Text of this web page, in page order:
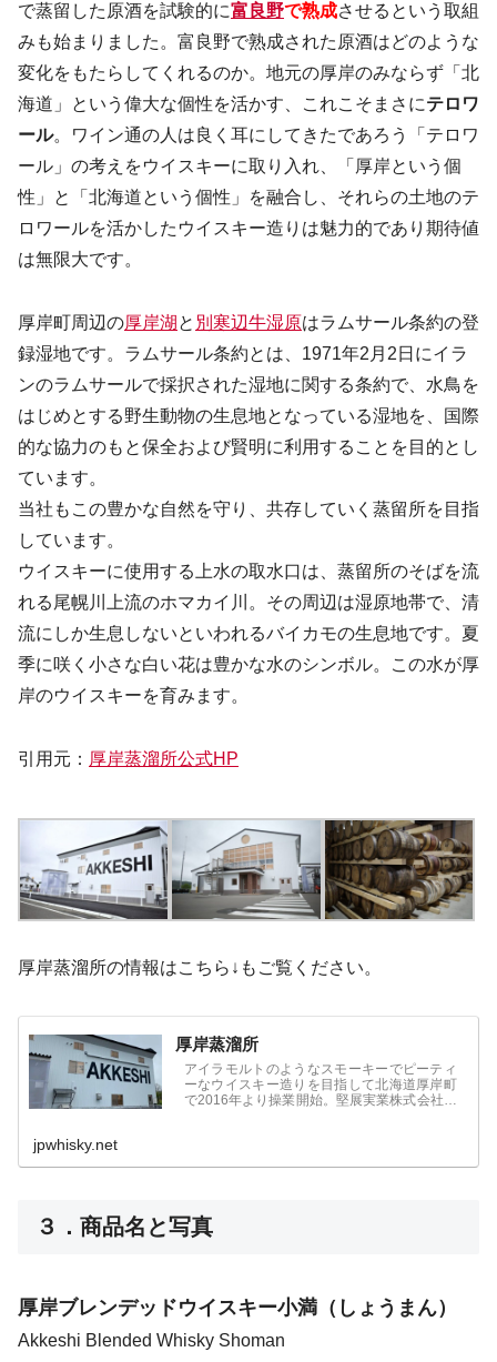
で蒸留した原酒を試験的に富良野で熟成させるという取組
みも始まりました。富良野で熟成された原酒はどのような
変化をもたらしてくれるのか。地元の厚岸のみならず「北
海道」という偉大な個性を活かす、これこそまさにテロワ
ール。ワイン通の人は良く耳にしてきたであろう「テロワ
ール」の考えをウイスキーに取り入れ、「厚岸という個
性」と「北海道という個性」を融合し、それらの土地のテ
ロワールを活かしたウイスキー造りは魅力的であり期待値
は無限大です。
厚岸町周辺の厚岸湖 と 別寒辺牛湿原はラムサール条約の登
録湿地です。ラムサール条約とは、1971年2月2日にイラ
ンのラムサールで採択された湿地に関する条約で、水鳥を
はじめとする野生動物の生息地となっている湿地を、国際
的な協力のもと保全および賢明に利用することを目的とし
ています。
当社もこの豊かな自然を守り、共存していく蒸留所を目指
しています。
ウイスキーに使用する上水の取水口は、蒸留所のそばを流
れる尾幌川上流のホマカイ川。その周辺は湿原地帯で、清
流にしか生息しないといわれるバイカモの生息地です。夏
季に咲く小さな白い花は豊かな水のシンボル。この水が厚
岸のウイスキーを育みます。
引用元： 厚岸蒸溜所公式HP
厚岸蒸溜所の情報はこちら↓もご覧ください。
厚岸蒸溜所
アイラモルトのようなスモーキーでピーティ
ーなウイスキー造りを目指して北海道厚岸町
で2016年より操業開始。堅展実業株式会社が
jpwhisky.net
３．商品名と写真
厚岸ブレンデッドウイスキー小満（しょうまん）
Akkeshi Blended Whisky Shoman